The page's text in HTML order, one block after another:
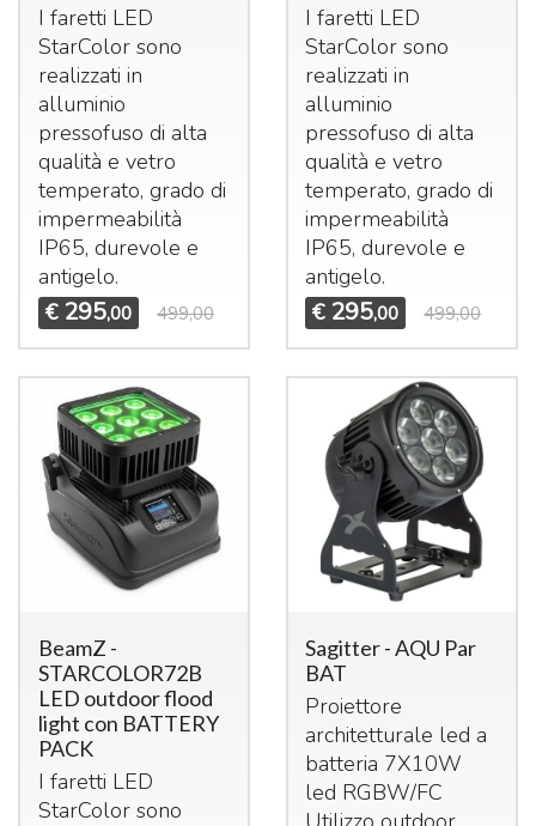
I faretti LED
StarColor sono
realizzati in
alluminio
pressofuso di alta
qualità e vetro
temperato, grado di
impermeabilità
IP65, durevole e
antigelo.
€ 295,00 499,00
I faretti LED
StarColor sono
realizzati in
alluminio
pressofuso di alta
qualità e vetro
temperato, grado di
impermeabilità
IP65, durevole e
antigelo.
€ 295,00 499,00
BeamZ -
STARCOLOR72B
LED outdoor flood
light con BATTERY
PACK
I faretti LED
StarColor sono
Sagitter - AQU Par
BAT
Proiettore
architetturale led a
batteria 7X10W
led RGBW/FC